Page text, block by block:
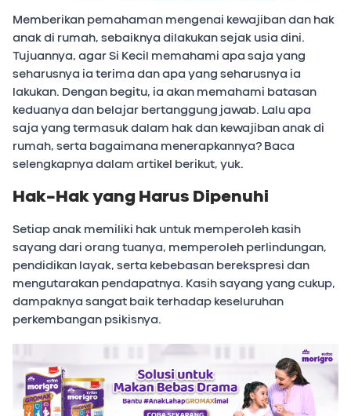
Memberikan pemahaman mengenai kewajiban dan hak
anak di rumah, sebaiknya dilakukan sejak usia dini.
Tujuannya, agar Si Kecil memahami apa saja yang
seharusnya ia terima dan apa yang seharusnya ia
lakukan. Dengan begitu, ia akan memahami batasan
keduanya dan belajar bertanggung jawab. Lalu apa
saja yang termasuk dalam hak dan kewajiban anak di
rumah, serta bagaimana menerapkannya? Baca
selengkapnya dalam artikel berikut, yuk.
Hak-Hak yang Harus Dipenuhi
Setiap anak memiliki hak untuk memperoleh kasih
sayang dari orang tuanya, memperoleh perlindungan,
pendidikan layak, serta kebebasan berekspresi dan
mengutarakan pendapatnya. Kasih sayang yang cukup,
dampaknya sangat baik terhadap keseluruhan
perkembangan psikisnya.